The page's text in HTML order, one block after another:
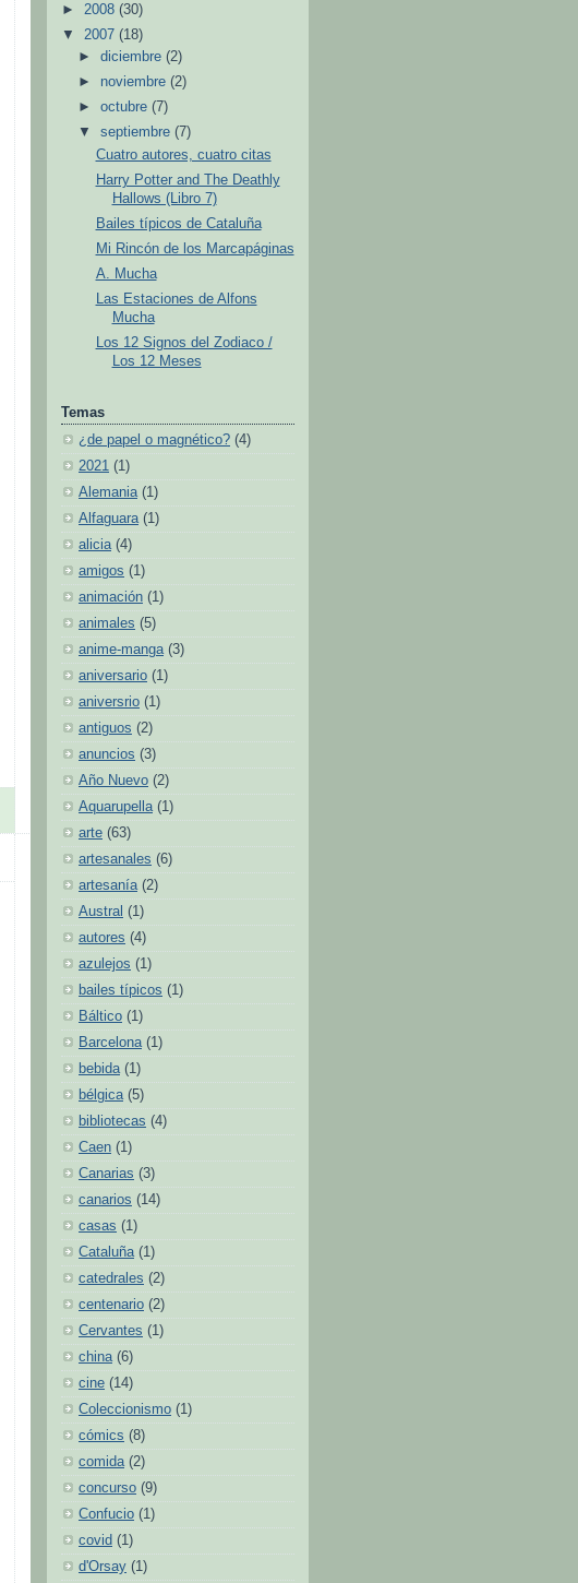
► 2008 (30)
▼ 2007 (18)
►diciembre(2)
► noviembre(2)
►octubre(7)
▼septiembre(7)
Cuatro autores, cuatro citas
Harry Potter and The Deathly
Hallows (Libro 7)
Bailes típicos de Cataluña
Mi Rincón de los Marcapáginas
A. Mucha
Las Estaciones de Alfons
Mucha
Los 12 Signos del Zodiaco /
Los 12 Meses
Temas
¿de papel o magnético? (4)
2021 (1)
Alemania (1)
Alfaguara (1)
alicia (4)
amigos (1)
animación (1)
animales (5)
anime-manga (3)
aniversario (1)
aniversrio (1)
antiguos (2)
anuncios (3)
Año Nuevo (2)
Aquarupella (1)
arte (63)
artesanales (6)
artesanía (2)
Austral (1)
autores (4)
azulejos (1)
bailes típicos (1)
Báltico (1)
Barcelona (1)
bebida (1)
bélgica (5)
bibliotecas (4)
Caen (1)
Canarias (3)
canarios (14)
casas (1)
Cataluña (1)
catedrales (2)
centenario (2)
Cervantes (1)
china (6)
cine (14)
Coleccionismo (1)
cómics (8)
comida (2)
concurso (9)
Confucio (1)
covid (1)
d'Orsay (1)